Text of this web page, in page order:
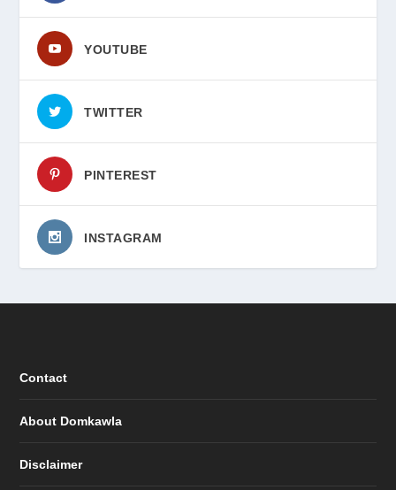
YOUTUBE
TWITTER
PINTEREST
INSTAGRAM
Contact
About Domkawla
Disclaimer